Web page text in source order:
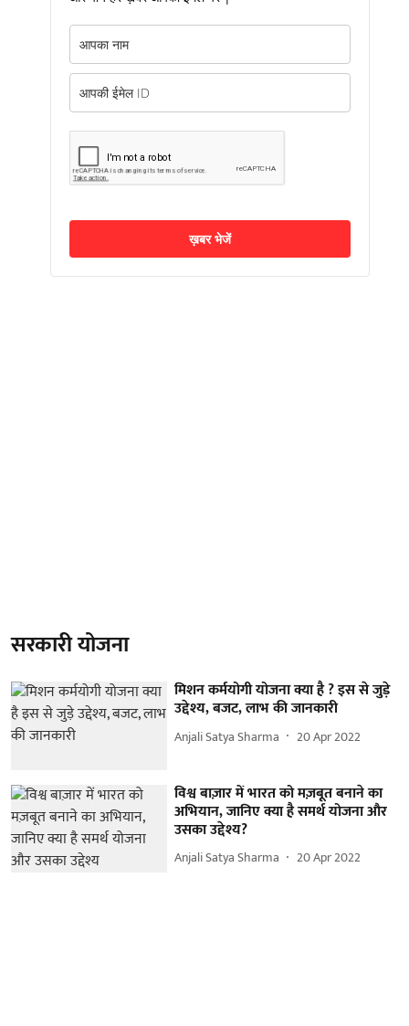
ख़बर भेजें
सरकारी योजना
मिशन कर्मयोगी योजना क्या है ? इस से जुड़े
उद्देश्य, बजट, लाभ की जानकारी
Anjali Satya Sharma 20 Apr 2022
विश्व बाज़ार में भारत को मज़बूत बनाने का
अभियान, जानिए क्या है समर्थ योजना और
उसका उद्देश्य?
Anjali Satya Sharma 20 Apr 2022